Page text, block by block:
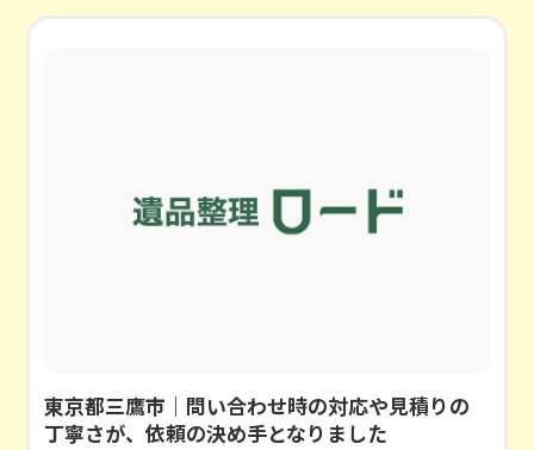
東京都三鷹市｜問い合わせ時の対応や見積りの
丁寧さが、依頼の決め手となりました